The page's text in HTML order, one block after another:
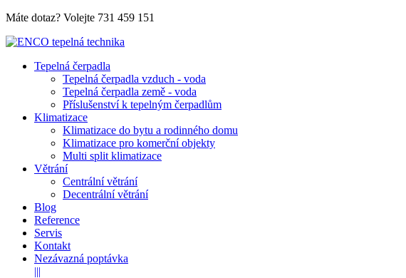
Máte dotaz? Volejte 731 459 151
Tepelná čerpadla
Tepelná čerpadla vzduch - voda
Tepelná čerpadla země - voda
Příslušenství k tepelným čerpadlům
Klimatizace
Klimatizace do bytu a rodinného domu
Klimatizace pro komerční objekty
Multi split klimatizace
Větrání
Centrální větrání
Decentrální větrání
Blog
Reference
Servis
Kontakt
Nezávazná poptávka
|||